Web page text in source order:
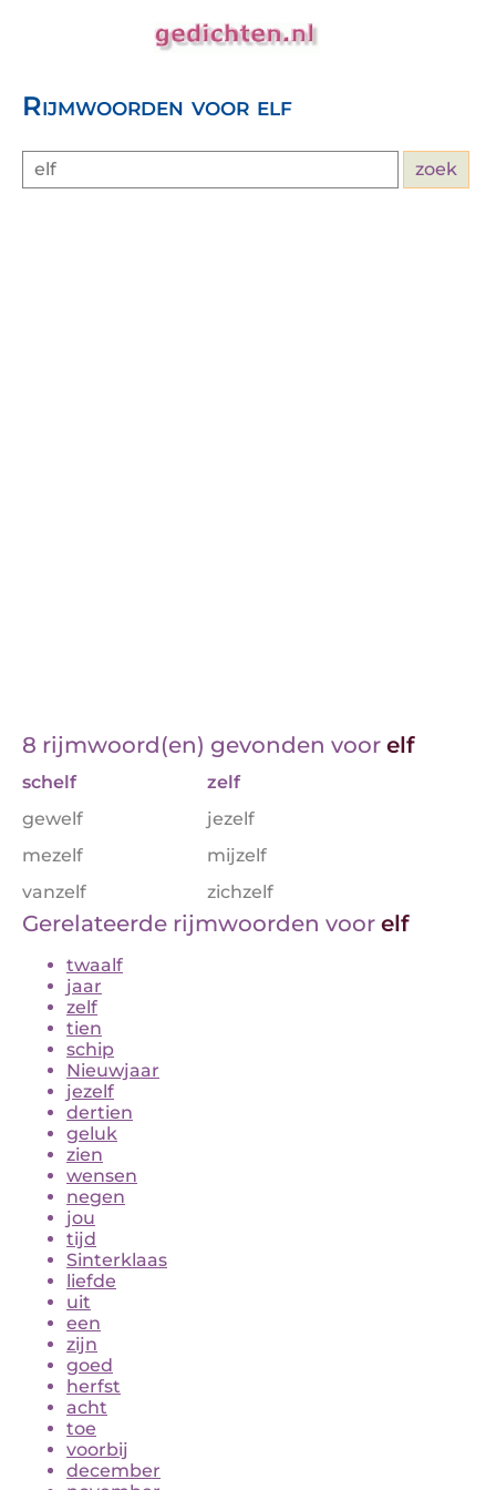
Rijmwoorden voor elf
8 rijmwoord(en) gevonden voor elf
schelf
zelf
gewelf
jezelf
mezelf
mijzelf
vanzelf
zichzelf
Gerelateerde rijmwoorden voor elf
twaalf
jaar
zelf
tien
schip
Nieuwjaar
jezelf
dertien
geluk
zien
wensen
negen
jou
tijd
Sinterklaas
liefde
uit
een
zijn
goed
herfst
acht
toe
voorbij
december